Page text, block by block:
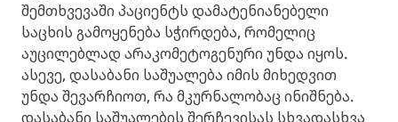
შემთხვევაში პაციენტს დამატენიანებელი
საცხის გამოყენება სჭირდება, რომელიც
აუცილებლად არაკომეტოგენური უნდა იყოს.
ასევე, დასაბანი საშუალება იმის მიხედვით
უნდა შევარჩიოთ, რა მკურნალობაც ინიშნება.
დასაბანი საშუალების შერჩევისას სხვადასხვა